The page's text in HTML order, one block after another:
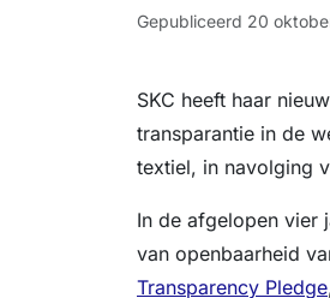
Gepubliceerd 20
SKC heeft haar
transparantie in de
textiel, in navolging
In de afgelopen vier
van openbaarheid
Transparency Pledge